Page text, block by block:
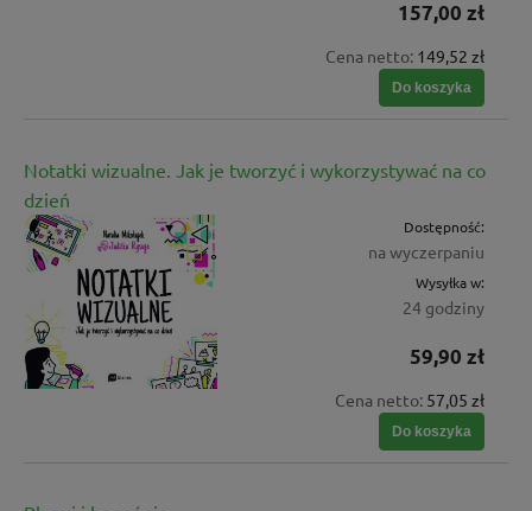
157,00 zł
Cena netto: 149,52 zł
Do koszyka
Notatki wizualne. Jak je tworzyć i wykorzystywać na co
dzień
Dostępność:
na wyczerpaniu
Wysyłka w:
24 godziny
59,90 zł
Cena netto: 57,05 zł
Do koszyka